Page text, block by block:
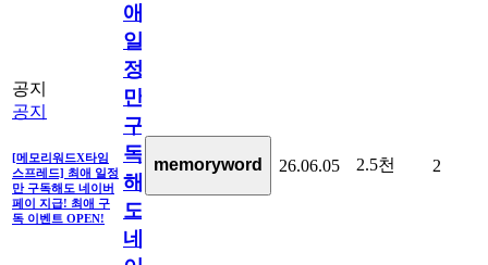
공지
공지
[메모리워드X타임
스프레드] 최애 일정
만 구독해도 네이버
페이 지급! 최애 구
독 이벤트 OPEN!
애
일
정
만
구
독
해
도
네
memoryword 26.06.05 2.5천 2